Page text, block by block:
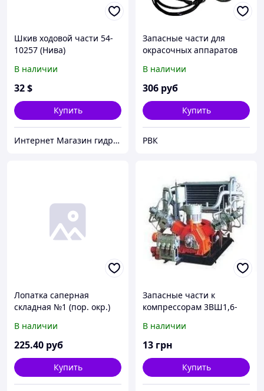
Шкив ходовой части 54-
10257 (Нива)
В наличии
32$
Купить
Интернет Магазин гидравлических узлов
Запасные части для
окрасочных аппаратов
В наличии
306 руб
Купить
РВК
Лопатка саперная
складная №1 (пор. окр.)
длина 605 мм, размеры
рабочей части 153мм х
200 мм, вес 0,7 кг,
усиленный складной
В наличии
225.40 руб
Купить
Запасные части к
компрессорам 3ВШ1,6-
В наличии
13 грн
Купить